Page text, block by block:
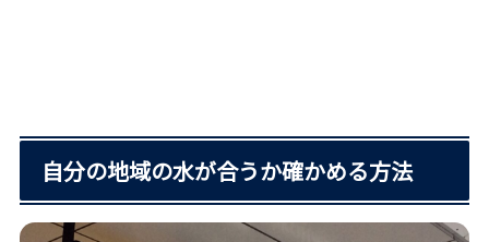
自分の地域の水が合うか確かめる方法